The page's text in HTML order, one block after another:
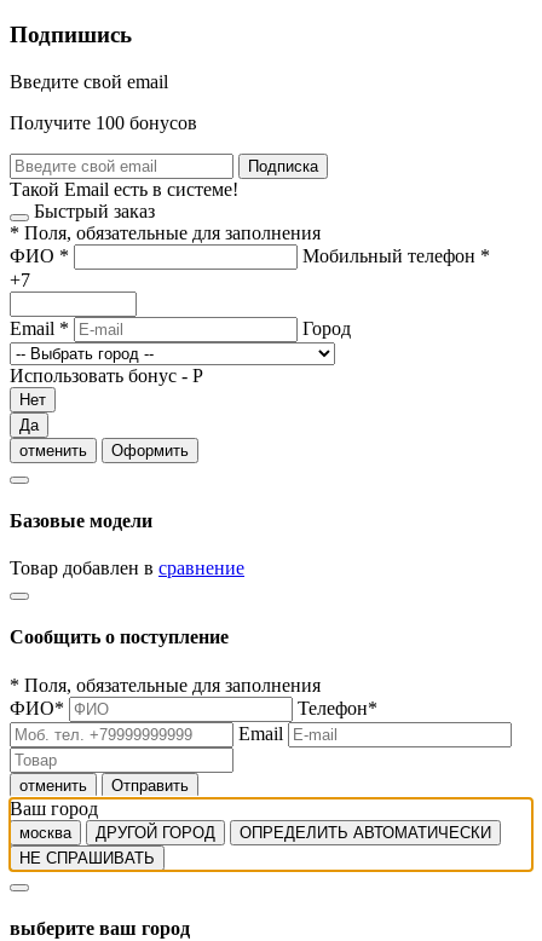
Подпишись
Введите свой email
Получите 100 бонусов
Подписка
Такой Email есть в системе!
Быстрый заказ
* Поля, обязательные для заполнения
ФИО * Мобильный телефон *
+7
Email * Город
Использовать бонус - Р
Нет
Да
отменить
Оформить
Базовые модели
Товар добавлен в сравнение
Сообщить о поступление
* Поля, обязательные для заполнения
ФИО* Телефон*
Email
отменить Отправить
Ваш город
москва ДРУГОЙ ГОРОД
ОПРЕДЕЛИТЬ АВТОМАТИЧЕСКИ
НЕ СПРАШИВАТЬ
выберите ваш город